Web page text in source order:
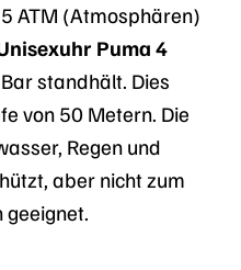
ATM (Atmosphären)
Puma 4
standhält. Dies
von 50 Metern. Die
Regen und
aber nicht zum
geeignet.